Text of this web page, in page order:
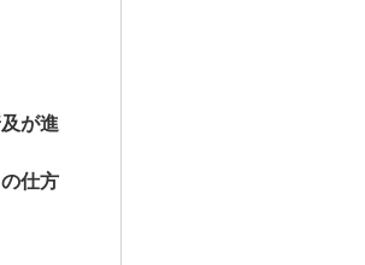
が進
仕方